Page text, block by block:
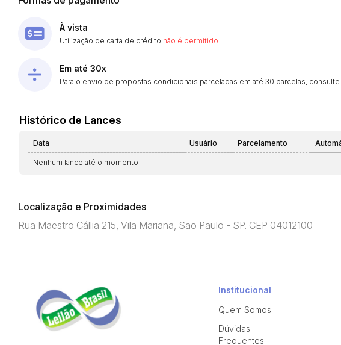
À vista
Utilização de carta de crédito não é permitido.
Em até 30x
Para o envio de propostas condicionais parceladas em até 30 parcelas,
Histórico de Lances
Data Usuário Parcelamento
Nenhum lance até o momento
Localização e Proximidades
Rua Maestro Cállia 215, Vila Mariana, São Paulo - SP. CEP 04012100
Institucional
Quem Somos
Dúvidas
Frequentes